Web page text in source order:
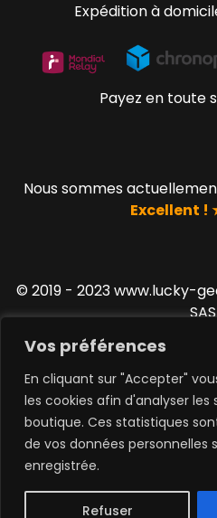
Vos préférences
En cliquant sur "Accepter"
les cookies afin d'analyser
boutique. Ces statistiques
de vos données personnelles
enregistrée.
Refuser
Expédition à
Payez en toute
Nous sommes
Excellent
© 2019 - 2023 www.lucky-
SAS
0